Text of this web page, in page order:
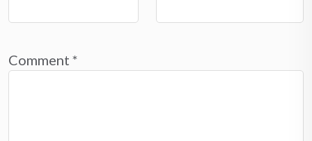
Comment *